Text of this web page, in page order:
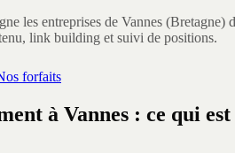
les entreprises de Vannes (Bretagne)
link building et suivi de positions.
forfaits
à Vannes : ce qui